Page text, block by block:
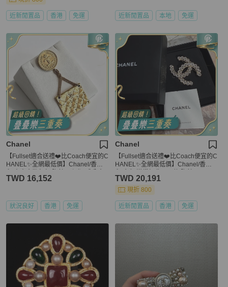
近新閒置品 香港 免運 近新閒置品 本地 免運
Chanel
【Fullset適合送禮❤️比Coach便宜的C
HANEL✨全網最低價】Chanel/香奈
真金
TWD 16,152
狀況良好 香港 免運
Chanel
【Fullset適合送禮❤️比Coach便宜的C
HANEL✨全網最低價】Chanel/香奈
TWD 20,191
現折 800
近新閒置品 香港 免運